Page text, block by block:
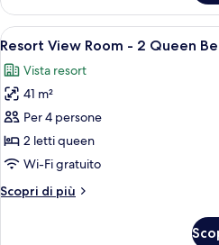
View
Room
-
Bed
Apri
tutte
le
foto
per
Resort
View
-
5
Resort View Room - 2 Queen
Vista resort
41 m²
Per 4 persone
2 letti queen
Wi-Fi gratuito
Scopri di più
Altri